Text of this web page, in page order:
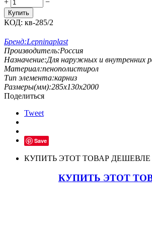
Купить
КОД: кв-285/2
Бренд:Lepninaplast
Производитель:Россия
Назначение:Для наружных и внутренних
Материал:пенополистирол
Тип элемента:карниз
Размеры(мм):285х130х2000
Поделиться
Tweet
Save
КУПИТЬ ЭТОТ ТОВАР ДЕШЕВЛЕ
КУПИТЬ ЭТОТ